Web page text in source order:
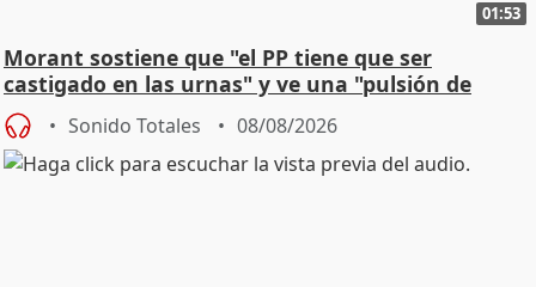
01:53
Morant sostiene que "el PP tiene que ser
castigado en las urnas" y ve una "pulsión de
cambio"
Sonido Totales 08/08/2026